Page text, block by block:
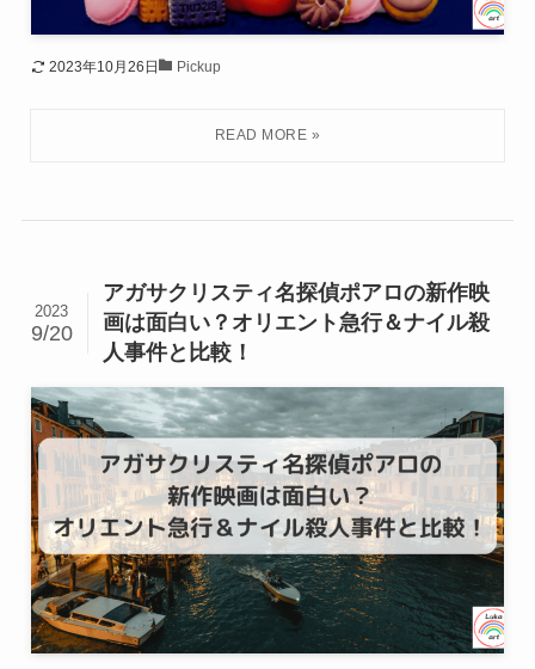
2023年10月26日 Pickup
アガサクリスティ名探偵ポアロの新作映
画は面白い？オリエント急行＆ナイル殺
人事件と比較！
2023
9/20